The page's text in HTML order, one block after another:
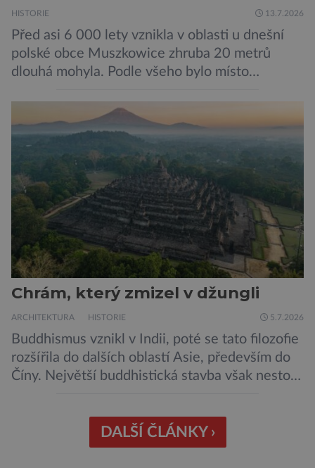
HISTORIE 13.7.2026
Před asi 6 000 lety vznikla v oblasti u dnešní
polské obce Muszkowice zhruba 20 metrů
dlouhá mohyla. Podle všeho bylo místo
soudí z dalších, o dost mladších kruhových
mohyl, které se nacházejí v ose té starší. Na
archeologických pracích se podíleli experti ze
Západočeské univerzity v Plzni, […]
Chrám, který zmizel v džungli
ARCHITEKTURA HISTORIE 5.7.2026
Buddhismus vznikl v Indii, poté se tato filozofie
rozšířila do dalších oblastí Asie, především do
Číny. Největší buddhistická stavba však nestojí
ostrově, který patří Indonésii Velkolepý chrám
zvaný Borobudur vznikl někdy kolem roku 800.
DALŠÍ ČLÁNKY ›